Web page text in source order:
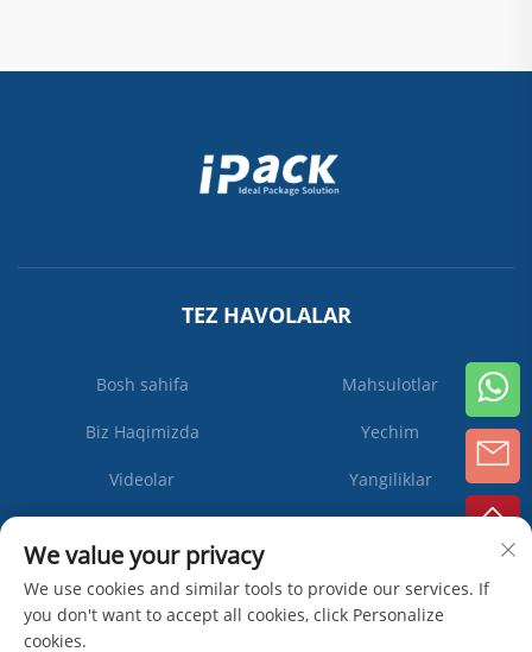
TEZ HAVOLALAR
Bosh sahifa Mahsulotlar
Biz Haqimizda Yechim
Videolar Yangiliklar
We value your privacy
We use cookies and similar tools to provide our services. If
you don't want to accept all cookies, click Personalize
cookies.